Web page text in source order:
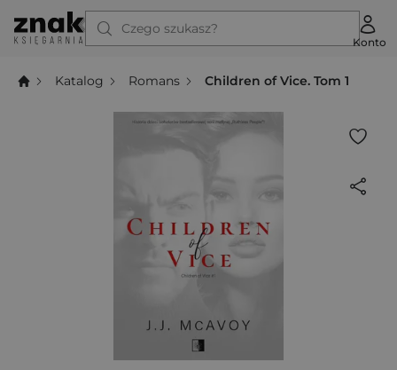
Czego szukasz?
Konto
Katalog Romans Children of Vice. Tom 1